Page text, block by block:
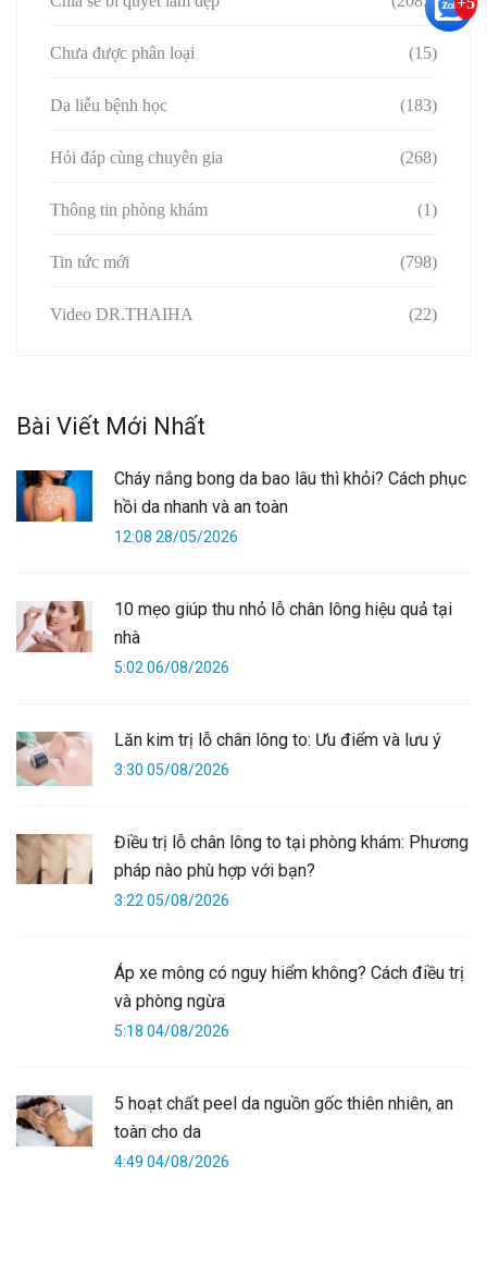
Chưa được phân loại (15)
Da liễu bệnh học (183)
Hỏi đáp cùng chuyên gia (268)
Thông tin phòng khám (1)
Tin tức mới (798)
Video DR.THAIHA (22)
Bài Viết Mới Nhất
Cháy nắng bong da bao lâu thì khỏi? Cách phục
hồi da nhanh và an toàn
12:08 28/05/2026
10 mẹo giúp thu nhỏ lỗ chân lông hiệu quả tại
nhà
5:02 06/08/2026
Lăn kim trị lỗ chân lông to: Ưu điểm và lưu ý
3:30 05/08/2026
Điều trị lỗ chân lông to tại phòng khám: Phương
pháp nào phù hợp với bạn?
3:22 05/08/2026
Áp xe mông có nguy hiểm không? Cách điều trị
và phòng ngừa
5:18 04/08/2026
5 hoạt chất peel da nguồn gốc thiên nhiên, an
toàn cho da
4:49 04/08/2026